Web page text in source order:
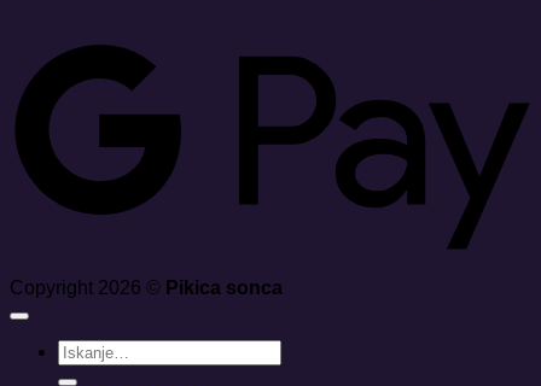
Copyright 2026 © Pikica sonca
Išči: